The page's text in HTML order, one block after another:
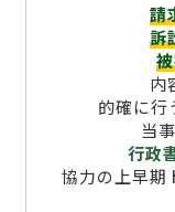
請
訴
内
的確に行
当
行政
協力の上早期